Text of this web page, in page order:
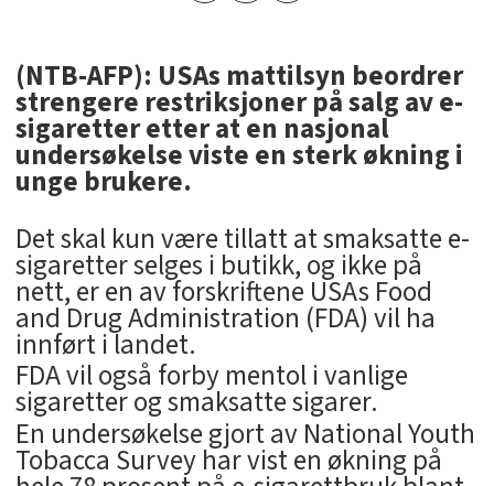
(NTB-AFP): USAs mattilsyn beordrer
strengere restriksjoner på salg av e-
sigaretter etter at en nasjonal
undersøkelse viste en sterk økning i
unge brukere.
Det skal kun være tillatt at smaksatte e-
sigaretter selges i butikk, og ikke på
nett, er en av forskriftene USAs Food
and Drug Administration (FDA) vil ha
innført i landet.
FDA vil også forby mentol i vanlige
sigaretter og smaksatte sigarer.
En undersøkelse gjort av National Youth
Tobacca Survey har vist en økning på